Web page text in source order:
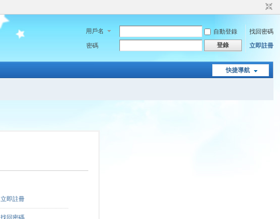
用戶名 自動登錄
找回密碼
密碼
登錄 立即註冊
快捷導航
立即註冊
找回密碼